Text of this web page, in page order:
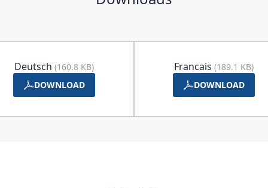
Deutsch (160.8 KB)
DOWNLOAD
Francais (189.1 KB)
DOWNLOAD